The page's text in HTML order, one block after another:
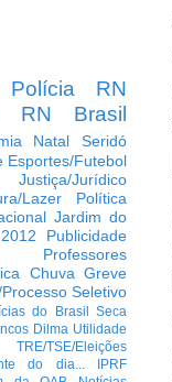
RN
RN
Brasil
Natal
Seridó
Esportes/Futebol
Justiça/Jurídico
Lazer
Política
Jardim do
Publicidade
Professores
Chuva Greve
Seletivo
do Brasil
Seca
Dilma Utilidade
TRE/TSE/Eleições
do dia...
IPRF